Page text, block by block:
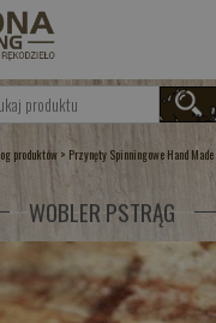
produktów > Przynęty Spinningowe Hand Made
WOBLER PSTRĄG